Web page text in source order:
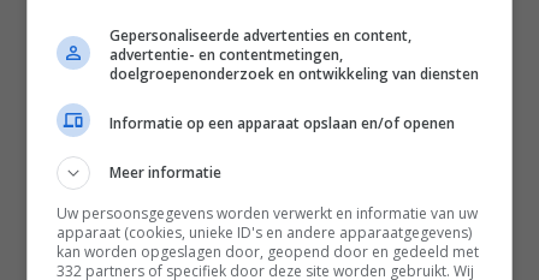
Gepersonaliseerde advertenties en content,
advertentie- en contentmetingen,
doelgroepenonderzoek en ontwikkeling van diensten
Informatie op een apparaat opslaan en/of openen
Meer informatie
Uw persoonsgegevens worden verwerkt en informatie van uw
apparaat (cookies, unieke ID's en andere apparaatgegevens)
kan worden opgeslagen door, geopend door en gedeeld met
332 partners of specifiek door deze site worden gebruikt. Wij